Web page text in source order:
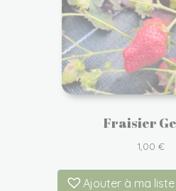
Fraisier
1,00 €
Ajouter à ma